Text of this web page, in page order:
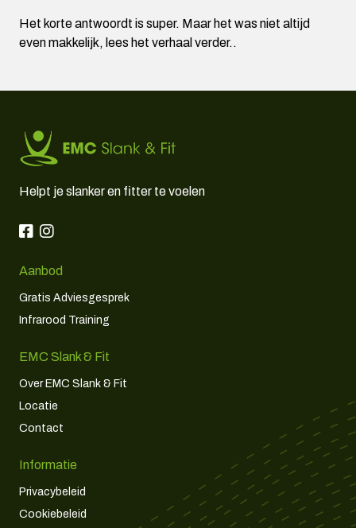
Het korte antwoordt is super. Maar het was niet altijd
even makkelijk, lees het verhaal verder..
Helpt je slanker en fitter te voelen
Aanbod
Gratis Adviesgesprek
Infrarood Training
EMC Slank & Fit
Over EMC Slank & Fit
Locatie
Contact
Informatie
Privacybeleid
Cookiebeleid